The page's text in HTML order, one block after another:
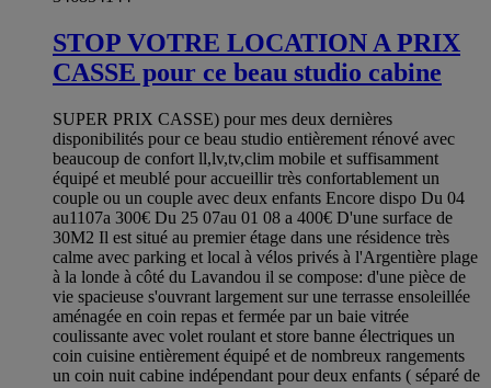
STOP VOTRE LOCATION A PRIX
CASSE pour ce beau studio cabine
SUPER PRIX CASSE) pour mes deux dernières
disponibilités pour ce beau studio entièrement rénové avec
beaucoup de confort ll,lv,tv,clim mobile et suffisamment
équipé et meublé pour accueillir très confortablement un
couple ou un couple avec deux enfants Encore dispo Du 04
au1107a 300€ Du 25 07au 01 08 a 400€ D'une surface de
30M2 Il est situé au premier étage dans une résidence très
calme avec parking et local à vélos privés à l'Argentière plage
à la londe à côté du Lavandou il se compose: d'une pièce de
vie spacieuse s'ouvrant largement sur une terrasse ensoleillée
aménagée en coin repas et fermée par un baie vitrée
coulissante avec volet roulant et store banne électriques un
coin cuisine entièrement équipé et de nombreux rangements
un coin nuit cabine indépendant pour deux enfants ( séparé de